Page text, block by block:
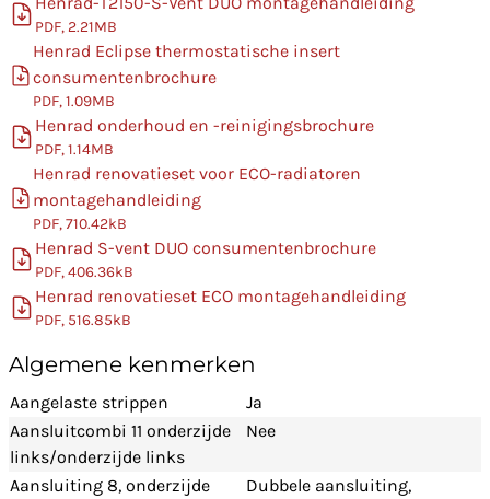
PDF, 2.21MB
Henrad Eclipse thermostatische insert
consumentenbrochure
PDF, 1.09MB
Henrad onderhoud en -reinigingsbrochure
PDF, 1.14MB
Henrad renovatieset voor ECO-radiatoren
montagehandleiding
PDF, 710.42kB
Henrad S-vent DUO consumentenbrochure
PDF, 406.36kB
Henrad renovatieset ECO montagehandleiding
PDF, 516.85kB
Algemene kenmerken
Aangelaste strippen
Ja
Aansluitcombi 11 onderzijde
links/onderzijde links
Nee
Aansluiting 8, onderzijde
Dubbele aansluiting,